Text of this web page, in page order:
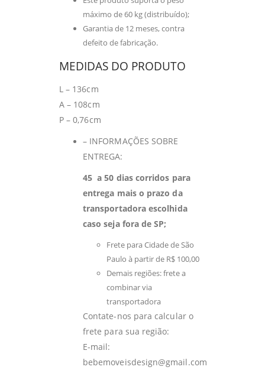
máximo de 60 kg (distribuído);
Garantia de 12 meses, contra
defeito de fabricação.
MEDIDAS DO PRODUTO
L – 136cm
A – 108cm
P – 0,76cm
– INFORMAÇÕES SOBRE
ENTREGA:
45 a 50 dias corridos para
entrega mais o prazo da
transportadora escolhida
caso seja fora de SP;
Frete para Cidade de São
Paulo à partir de R$ 100,00
Demais regiões: frete a
combinar via
transportadora
Contate-nos para calcular o
frete para sua região:
E-mail:
bebemoveisdesign@gmail.com